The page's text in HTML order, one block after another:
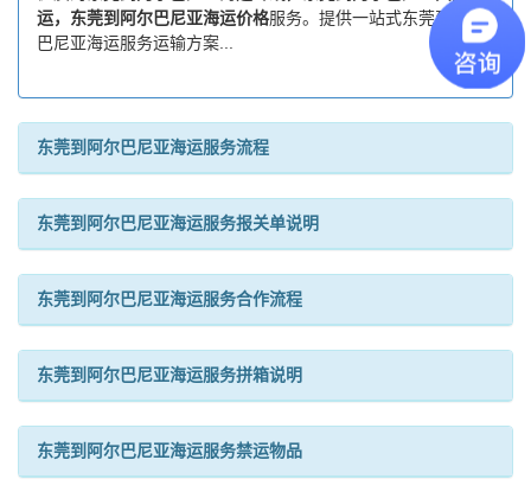
运，东莞到阿尔巴尼亚海运价格服务。提供一站式东莞到阿尔
巴尼亚海运服务运输方案...
东莞到阿尔巴尼亚海运服务流程
东莞到阿尔巴尼亚海运服务报关单说明
东莞到阿尔巴尼亚海运服务合作流程
东莞到阿尔巴尼亚海运服务拼箱说明
东莞到阿尔巴尼亚海运服务禁运物品